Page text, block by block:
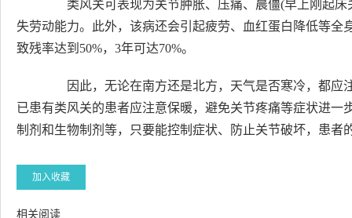
类风关可表现为关节肿胀、压痛、晨僵(早上刚起床
失劳动能力。此外，该病还会引起疲劳、血红蛋白降低等
致残率达到50%，3年可达70%。
因此，无论在南方还是北方，天气是否寒冷，都应
已患有类风关的患者应注意保暖，避免关节疼痛等症状进
制剂和生物制剂等，只要能控制症状、防止关节破坏，患者
加入收藏
相关阅读